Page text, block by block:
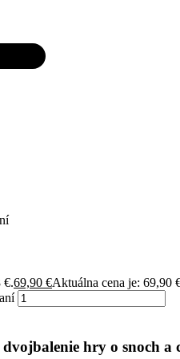
€.69,90 €Aktuálna cena je: 69,90
hry o snoch a